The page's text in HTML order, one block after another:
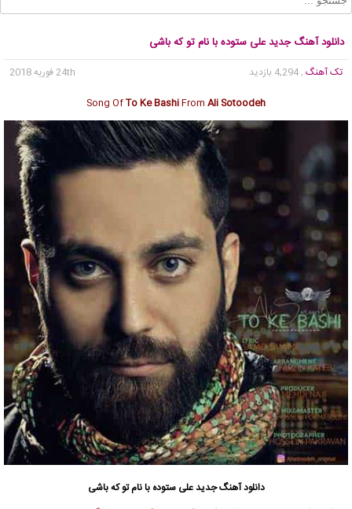
دانلود آهنگ جدید علی‌ ستوده با نام تو که باشی
تک آهنگ , 4,294 بازدید
24th فوریه 2018
Song OfTo Ke BashiFrom Ali Sotoodeh
دانلود آهنگ جدیدعلی‌ ستوده با نام تو که باشی